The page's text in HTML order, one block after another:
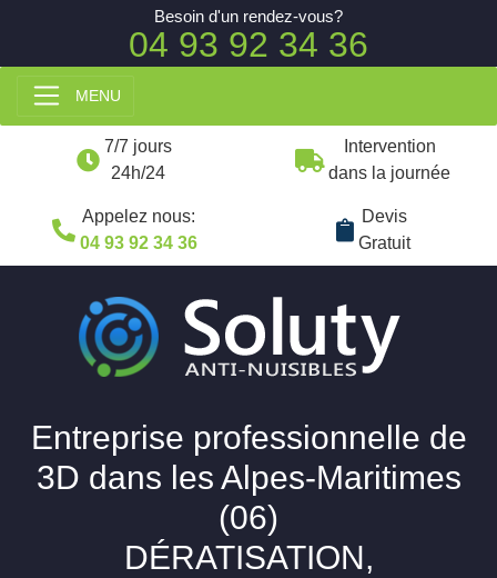
MENU
7/7 jours
24h/24
Intervention
dans la journée
Appelez nous:
04 93 92 34 36
Devis
Gratuit
Entreprise professionnelle de
3D dans les Alpes-Maritimes
(06)
DÉRATISATION,
Besoin d'un rendez-vous?
04 93 92 34 36